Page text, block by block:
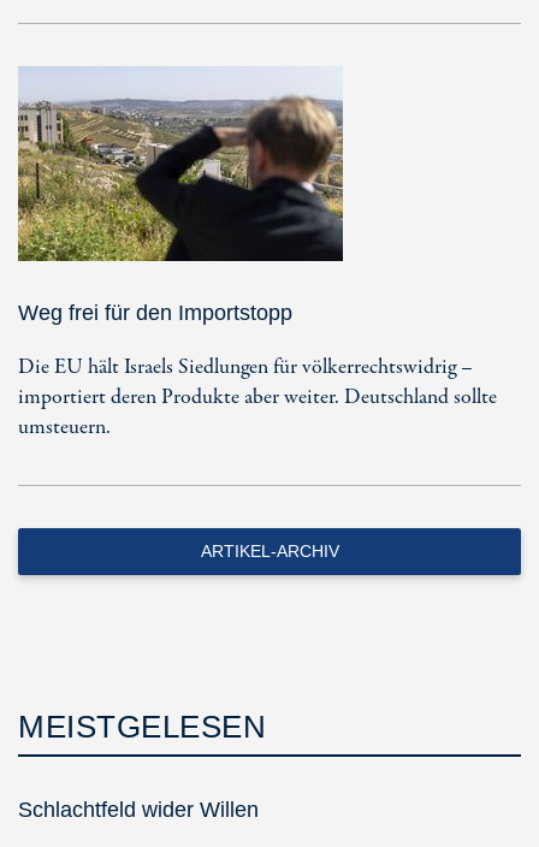
Weg frei für den Importstopp
Die EU hält Israels Siedlungen für völkerrechtswidrig –
importiert deren Produkte aber weiter. Deutschland sollte
umsteuern.
ARTIKEL-ARCHIV
MEISTGELESEN
Schlachtfeld wider Willen